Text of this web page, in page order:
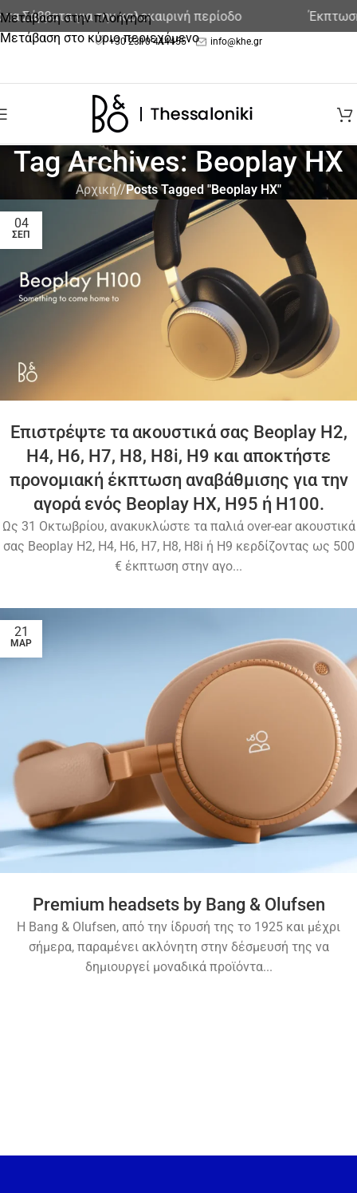
Μετάβαση στην πλοήγηση
Μετάβαση στο κύριο περιεχόμενο
Σάββατα για την καλοκαιρινή περίοδο
+30 2310 444455 info@khe.gr
Tag Archives: Beoplay HX
Αρχική/ Posts Tagged "Beoplay HX"
04
ΣΕΠ
Επιστρέψτε τα ακουστικά σας Beoplay H2,
H4, H6, H7, H8, H8i, H9 και αποκτήστε
προνομιακή έκπτωση αναβάθμισης για την
αγορά ενός Beoplay HX, H95 ή H100.
Ως 31 Οκτωβρίου, ανακυκλώστε τα παλιά over-ear ακουστικά
σας Beoplay H2, H4, H6, H7, H8, H8i ή H9 κερδίζοντας ως 500
€ έκπτωση στην αγο...
21
ΜΑΡ
Premium headsets by Bang & Olufsen
Η Bang & Olufsen, από την ίδρυσή της το 1925 και μέχρι
σήμερα, παραμένει ακλόνητη στην δέσμευσή της να
δημιουργεί μοναδικά προϊόντα...